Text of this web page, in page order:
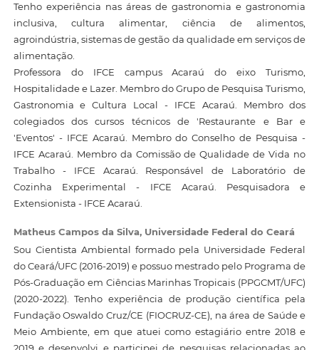
Tenho experiência nas áreas de gastronomia e gastronomia
inclusiva, cultura alimentar, ciência de alimentos,
agroindústria, sistemas de gestão da qualidade em serviços de
alimentação.
Professora do IFCE campus Acaraú do eixo Turismo,
Hospitalidade e Lazer. Membro do Grupo de Pesquisa Turismo,
Gastronomia e Cultura Local - IFCE Acaraú. Membro dos
colegiados dos cursos técnicos de 'Restaurante e Bar e
'Eventos' - IFCE Acaraú. Membro do Conselho de Pesquisa -
IFCE Acaraú. Membro da Comissão de Qualidade de Vida no
Trabalho - IFCE Acaraú. Responsável de Laboratório de
Cozinha Experimental - IFCE Acaraú. Pesquisadora e
Extensionista - IFCE Acaraú.
Matheus Campos da Silva, Universidade Federal do Ceará
Sou Cientista Ambiental formado pela Universidade Federal
do Ceará/UFC (2016-2019) e possuo mestrado pelo Programa de
Pós-Graduação em Ciências Marinhas Tropicais (PPGCMT/UFC)
(2020-2022). Tenho experiência de produção científica pela
Fundação Oswaldo Cruz/CE (FIOCRUZ-CE), na área de Saúde e
Meio Ambiente, em que atuei como estagiário entre 2018 e
2019 e desenvolvi e participei de pesquisas relacionadas ao